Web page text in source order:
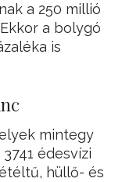
a 250 millió
a bolygó
is
mintegy
édesvízi
hüllő- és